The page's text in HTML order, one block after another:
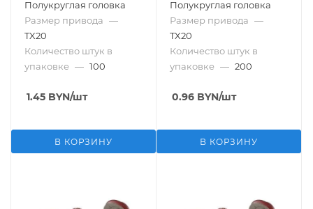
Полукруглая головка
Размер привода —
TX20
Количество штук в
упаковке — 100
1.45 BYN/шт
В КОРЗИНУ
Полукруглая головка
Размер привода —
TX20
Количество штук в
упаковке — 200
0.96 BYN/шт
В КОРЗИНУ